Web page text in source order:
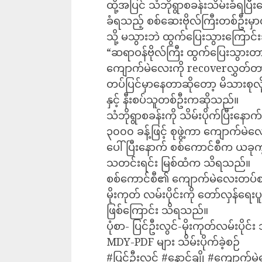
ထို့အပြင် သံဘိုရွာစခန်းသိမ်းခံရပ
ခံရသည့် စစ်ဆေးဗိုလ်ကြီးတစ်ဦးမှ
သို့ မသွားဘဲ ထွက်ပြေးသွားကြော
“ဆရာဝန်ဗိုလ်ကြီး ထွက်ပြေးသွာ
ကျောက်မဲလေးကို recoverလွှတ်တ
တပ်ပြင်မှာနေတာဆိုတော့ မိသား
နှင့် နီးစပ်သူတစ်ဦးကဆိုသည်။
သံဘိုရွာစခန်းကို သိမ်းပိုက်ပြီးနောက်
၃၀၀၀ ခန့်ဖြင့် စုဖွဲ့ကာ ကျော
ပေါ်ပြီးနောက် စစ်ကောင်စီက ယခု
သတင်းရင်း မြစ်ထံက သိရသည်။
စစ်ကောင်စီ၏ ကျောက်မဲလေးတပ်စ
မိုးကုတ် လမ်းပိုင်းကို တော်လှန်ရေးပူ
ဖြစ်ကြောင်း သိရသည်။
ပုံစာ- ပြင်ဦးလွင်-မိုးကုတ်လမ်းပိုင်
MDY-PDF များ သိမ်းပိုက်ခဲ့စဉ်
#ပြင်ဦးလွင် #နောင်ချို #ကျောက်